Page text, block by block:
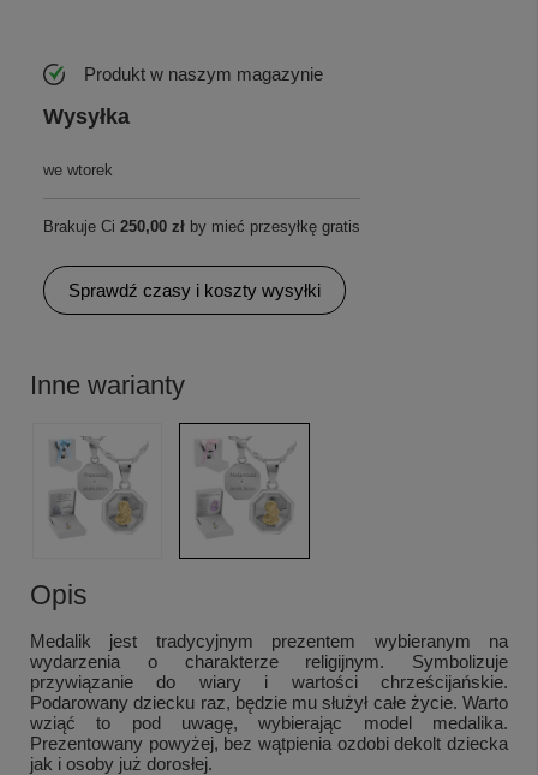
Produkt w naszym magazynie
Wysyłka
we wtorek
Brakuje Ci 250,00 zł by mieć przesyłkę gratis
Sprawdź czasy i koszty wysyłki
Inne warianty
Opis
Medalik jest tradycyjnym prezentem wybieranym na
wydarzenia o charakterze religijnym. Symbolizuje
przywiązanie do wiary i wartości chrześcijańskie.
Podarowany dziecku raz, będzie mu służył całe życie. Warto
wziąć to pod uwagę, wybierając model medalika.
Prezentowany powyżej, bez wątpienia ozdobi dekolt dziecka
jak i osoby już dorosłej.